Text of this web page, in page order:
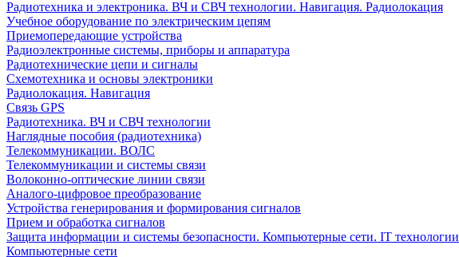
Радиотехника и электроника. ВЧ и СВЧ технологии. Навигация. Радиолокация
Учебное оборудование по электрическим цепям
Приемопередающие устройства
Радиоэлектронные системы, приборы и аппаратура
Радиотехнические цепи и сигналы
Схемотехника и основы электроники
Радиолокация. Навигация
Связь GPS
Радиотехника. ВЧ и СВЧ технологии
Наглядные пособия (радиотехника)
Телекоммуникации. ВОЛС
Телекоммуникации и системы связи
Волоконно-оптические линии связи
Аналого-цифровое преобразование
Устройства генерирования и формирования сигналов
Прием и обработка сигналов
Защита информации и системы безопасности. Компьютерные сети. IT технологии
Компьютерные сети